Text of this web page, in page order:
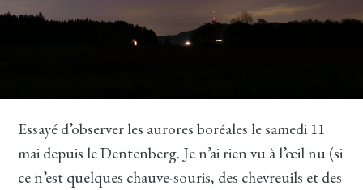
Essayé d’observer les aurores boréales le samedi 11
mai depuis le Dentenberg. Je n’ai rien vu à l’œil nu (si
ce n’est quelques chauve-souris, des chevreuils et des